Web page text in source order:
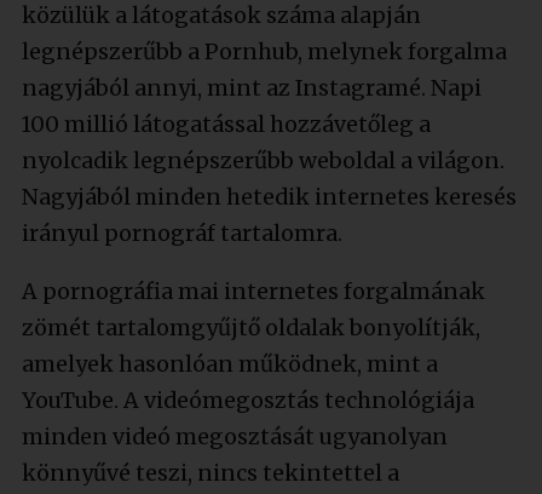
közülük a látogatások száma alapján
legnépszerűbb a Pornhub, melynek forgalma
nagyjából annyi, mint az Instagramé. Napi
100 millió látogatással hozzávetőleg a
nyolcadik legnépszerűbb weboldal a világon.
Nagyjából minden hetedik internetes keresés
irányul pornográf tartalomra.
A pornográfia mai internetes forgalmának
zömét tartalomgyűjtő oldalak bonyolítják,
amelyek hasonlóan működnek, mint a
YouTube. A videómegosztás technológiája
minden videó megosztását ugyanolyan
könnyűvé teszi, nincs tekintettel a